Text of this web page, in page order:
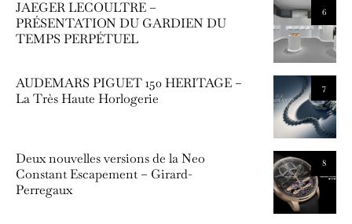
6
JAEGER LECOULTRE –
PRÉSENTATION DU GARDIEN DU
TEMPS PERPÉTUEL
7
AUDEMARS PIGUET 150 HERITAGE –
La Très Haute Horlogerie
8
Deux nouvelles versions de la Neo
Constant Escapement – Girard-
Perregaux